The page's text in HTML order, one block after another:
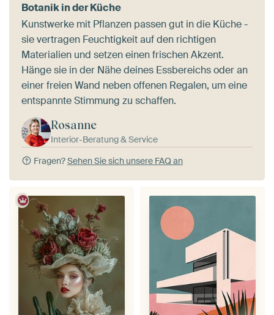
Botanik in der Küche
Kunstwerke mit Pflanzen passen gut in die Küche -
sie vertragen Feuchtigkeit auf den richtigen
Materialien und setzen einen frischen Akzent.
Hänge sie in der Nähe deines Essbereichs oder an
einer freien Wand neben offenen Regalen, um eine
entspannte Stimmung zu schaffen.
Rosanne
Interior-Beratung & Service
Fragen?Sehen Sie sich unsere FAQ an